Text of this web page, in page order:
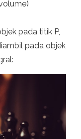
pada titik P,
pada objek